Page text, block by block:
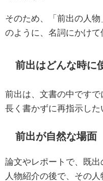
そのため、「前出の人物
のように、名詞にかけて
前出はどんな時に
前出は、文書の中です
長く書かずに再指示した
前出が自然な場面
論文やレポートで、既
人物紹介の後で、その